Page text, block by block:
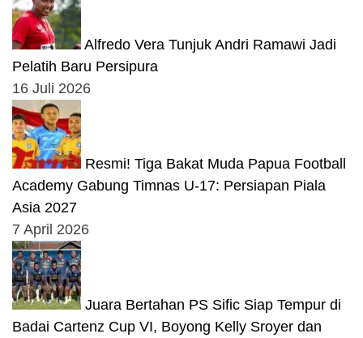
Alfredo Vera Tunjuk Andri Ramawi Jadi
Pelatih Baru Persipura
16 Juli 2026
Resmi! Tiga Bakat Muda Papua Football
Academy Gabung Timnas U-17: Persiapan Piala
Asia 2027
7 April 2026
Juara Bertahan PS Sific Siap Tempur di
Badai Cartenz Cup VI, Boyong Kelly Sroyer dan